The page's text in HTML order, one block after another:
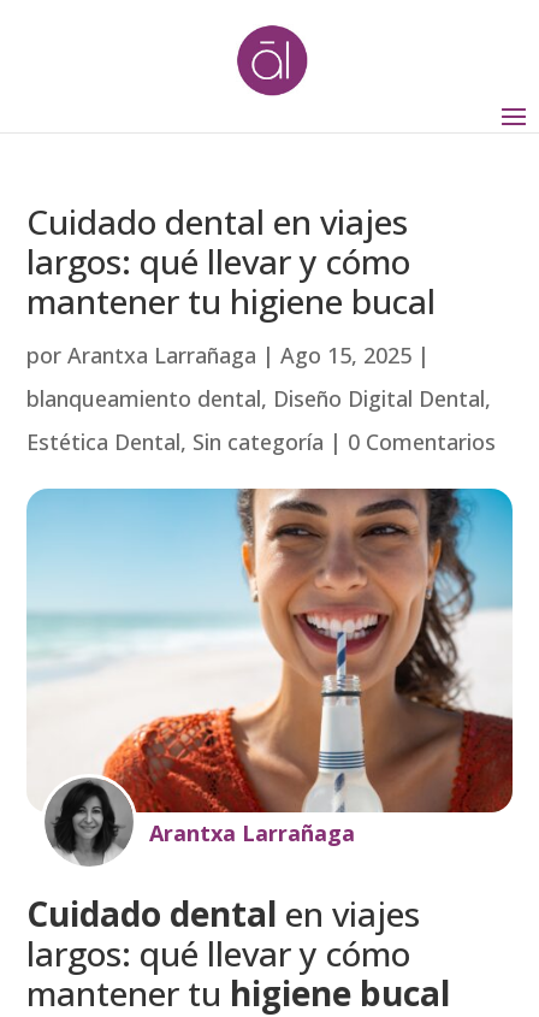
Cuidado dental en viajes
largos: qué llevar y cómo
mantener tu higiene bucal
porArantxa Larrañaga |Ago 15, 2025 |
blanqueamiento dental, Diseño Digital Dental,
Estética Dental, Sin categoría | 0 Comentarios
Arantxa Larrañaga
Cuidado dental en viajes
largos: qué llevar y cómo
mantener tu higiene bucal